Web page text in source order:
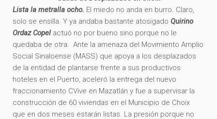
Lista la metralla ocho. El miedo no anda en burro. Claro,
solo se ensilla. Y ya andaba bastante atosigado Quirino
Ordaz Copelactuó no por bueno sino porque no le
quedaba de otra. Ante la amenaza del Movimiento Amplio
Social Sinaloense (MASS) que apoya a los desplazados
de la entidad de plantarse frente a sus productivos
hoteles en el Puerto, aceleró la entrega del nuevo
fraccionamiento CVive en Mazatlán y fue a supervisar la
construcción de 60 viviendas en el Municipio de Choix
que en dos meses estarán listas. La presión porque no